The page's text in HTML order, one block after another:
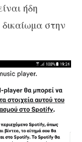
ήδη
στην